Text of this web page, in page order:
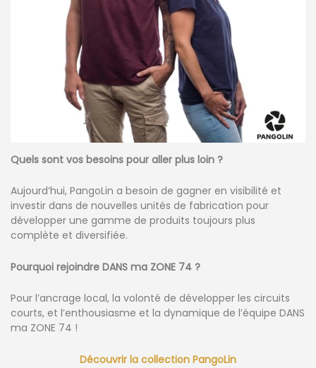
Quels sont vos besoins pour aller plus loin ?
Aujourd’hui, PangoLin a besoin de gagner en visibilité et
investir dans de nouvelles unités de fabrication pour
développer une gamme de produits toujours plus
complète et diversifiée.
Pourquoi rejoindre DANS ma ZONE 74 ?
Pour l’ancrage local, la volonté de développer les circuits
courts, et l’enthousiasme et la dynamique de l’équipe DANS
ma ZONE 74 !
Découvrir la collection PangoLin